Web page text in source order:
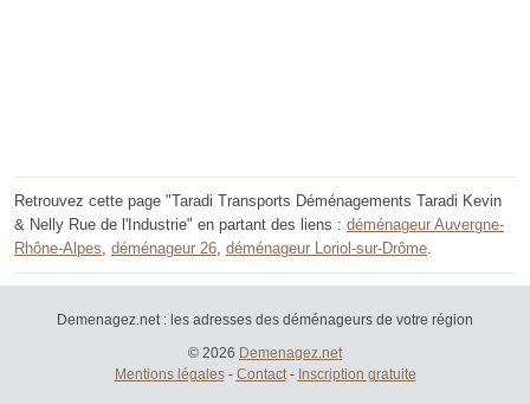
Retrouvez cette page "Taradi Transports Déménagements Taradi Kevin
& Nelly Rue de l'Industrie" en partant des liens : déménageur Auvergne-
Rhône-Alpes déménageur 26 déménageur Loriol-sur-Drôme
Demenagez.net : les adresses des déménageurs de votre région
© 2026 Demenagez.net
Mentions légales- Contact- Inscription gratuite